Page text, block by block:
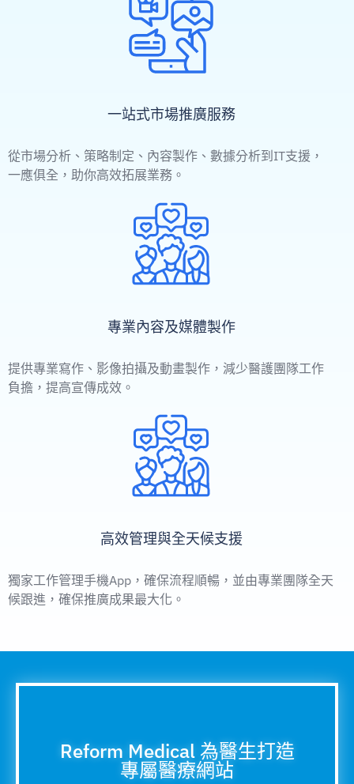
一站式市場推廣服務
從市場分析、策略制定、內容製作、數據分析到IT支援，
一應俱全，助你高效拓展業務。
專業內容及媒體製作
提供專業寫作、影像拍攝及動畫製作，減少醫護團隊工作
負擔，提高宣傳成效。
高效管理與全天候支援
獨家工作管理手機App，確保流程順暢，並由專業團隊全天
候跟進，確保推廣成果最大化。
Reform Medical 為醫生打造
專屬醫療網站